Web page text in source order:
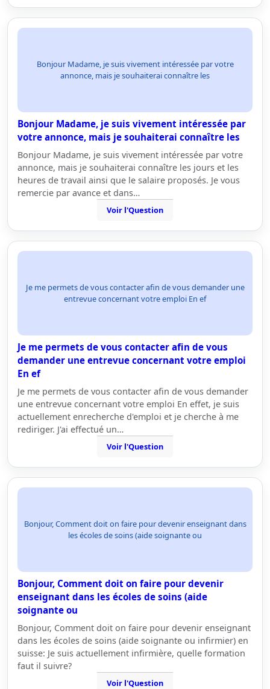
Bonjour Madame, je suis vivement intéressée par votre
annonce, mais je souhaiterai connaître les
Bonjour Madame, je suis vivement intéressée par
votre annonce, mais je souhaiterai connaître les
Bonjour Madame, je suis vivement intéressée par votre
annonce, mais je souhaiterai connaître les jours et les
heures de travail ainsi que le salaire proposés. Je vous
remercie par avance et dans…
Voir l'Question
Je me permets de vous contacter afin de vous demander une
entrevue concernant votre emploi En ef
Je me permets de vous contacter afin de vous
demander une entrevue concernant votre emploi
En ef
Je me permets de vous contacter afin de vous demander
une entrevue concernant votre emploi En effet, je suis
actuellement enrecherche d'emploi et je cherche à me
rediriger. J'ai effectué un…
Voir l'Question
Bonjour, Comment doit on faire pour devenir enseignant dans
les écoles de soins (aide soignante ou
Bonjour, Comment doit on faire pour devenir
enseignant dans les écoles de soins (aide
soignante ou
Bonjour, Comment doit on faire pour devenir enseignant
dans les écoles de soins (aide soignante ou infirmier) en
suisse: Je suis actuellement infirmière, quelle formation
faut il suivre?
Voir l'Question